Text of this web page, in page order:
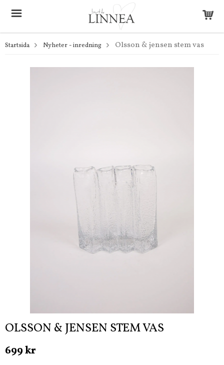
Startsida Nyheter - inredning Olsson & jensen stem vas
OLSSON & JENSEN STEM VAS
699 kr